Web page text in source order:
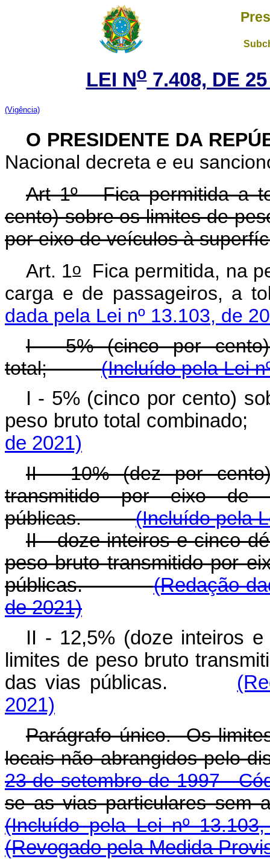
LEI No7.408, DE
(Vigência)
O PRESIDENTE DA
Nacional decreta e eu
Art 1º - Fica permitida a
cento) sobre os limites de
por eixo de veículos à
Art. 1oFica permitida, na
carga e de passageiros,
dada pela Lei nº 13.103, de
I - 5% (cinco por
total;(Incluído pela Lei
I - 5% (cinco por cento)
peso bruto total
de 2021)
II - 10% (dez por
transmitido por eixo de
públicas.(Incluído pela
II - doze inteiros e cinco
peso bruto transmitido por
públicas.(Redação
de 2021)
II - 12,5% (doze inteiros
limites de peso bruto
das vias públicas.
2021)
Parágrafo único. Os
locais não abrangidos pelo
23 de setembrode 1997 -
se as vias particulares
(Incluído pela Lei nº
(Revogado pela Medida